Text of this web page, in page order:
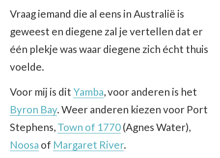
Vraag iemand die al eens in Australië is
geweest en diegene zal je vertellen dat er
één plekje was waar diegene zich écht thuis
voelde.
Voor mij is dit Yamba, voor anderen is het
Byron Bay. Weer anderen kiezen voor Port
Stephens, Town of 1770 (Agnes Water),
Noosa of Margaret River.